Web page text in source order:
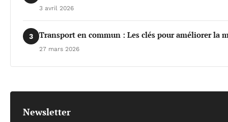
3 avril 2026
3 Transport en commun : Les clés pour améliorer la
27 mars 2026
Newsletter